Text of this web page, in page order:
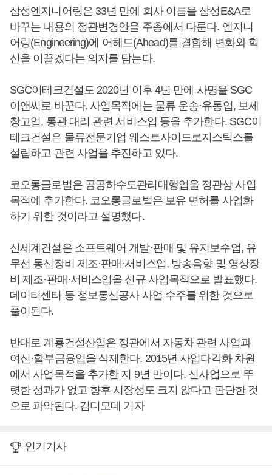
삼성엔지니어링은 33년 만에 회사 이름을 삼성E&A로
바꾸는 내용의 정관변경안을 주총에서 다룬다. 엔지니
어링(Engineering)에 어헤드(Ahead)를 결합해 변화와 혁
신을 이끌겠다는 의지를 담는다.
SGC이테크건설도 2020년 이후 4년 만에 사명을 SGC
이앤씨로 바꾼다. 사업목적에는 물류 운송·유통업, 보세
창고업, 통관 대리 관련 서비스업 등을 추가한다. SGC이
테크건설은 물류전문기업 웨스트사이드로지스틱스를
설립하고 관련 사업을 추진하고 있다.
코오롱글로벌은 공공하수도관리대행업을 정관상 사업
목적에 추가한다. 코오롱글로벌은 보유 면허를 사업화
하기 위한 것이라고 설명했다.
신세계건설은 소프트웨어 개발·판매 및 유지보수업, 유
무선 통신장비 제조·판매·서비스업, 방송음향 및 영상장
비 제조·판매·서비스업을 신규 사업목적으로 발표했다.
데이터센터 등 정보통신공사 사업 수주를 위한 것으로
풀이된다.
반대로 계룡건설산업은 정관에서 자동차 관련 사업과
여신·할부금융업을 삭제한다. 2015년 사업다각화 차원
에서 사업목적을 추가한 지 9년 만이다. 신사업으로 뚜
렷한 성과가 없고 향후 시장성도 크지 않다고 판단한 것
으로 파악된다. 김디모데 기자
인기기사